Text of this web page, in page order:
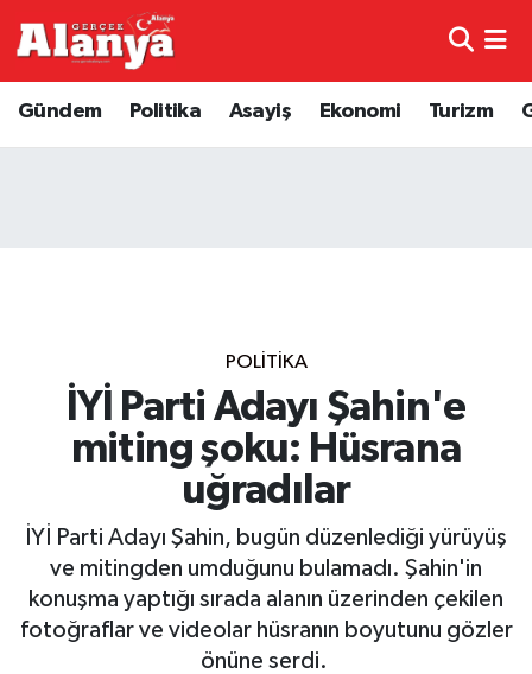
Gündem Politika Asayiş Ekonomi Turizm
POLITIKA
İYİ Parti Adayı Şahin'e
miting şoku: Hüsrana
uğradılar
İYİ Parti Adayı Şahin, bugün düzenlediği yürüyüş
ve mitingden umduğunu bulamadı. Şahin'in
konuşma yaptığı sırada alanın üzerinden çekilen
fotoğraflar ve videolar hüsranın boyutunu gözler
önüne serdi.
Genel
Diğer
Dünya
Gizlilik İlkeleri - Privacy Policy
Güncel
Trafik Durumu
Haber Arşivi